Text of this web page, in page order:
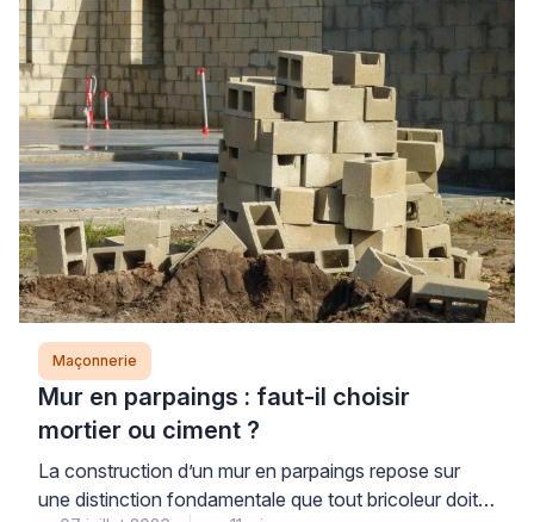
Maçonnerie
Mur en parpaings : faut-il choisir
mortier ou ciment ?
La construction d’un mur en parpaings repose sur
une distinction fondamentale que tout bricoleur doit